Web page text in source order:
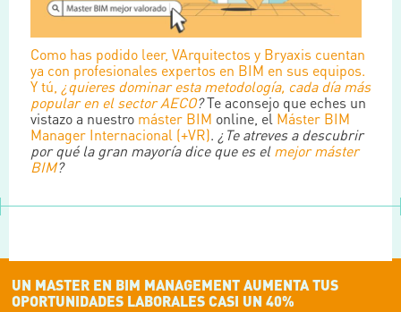
Como has podido leer, VArquitectos y Bryaxis cuentan
ya con profesionales expertos en BIM en sus equipos.
Y tú, ¿quieres dominar esta metodología, cada día más
popular en el sectorAECO?Te aconsejo que eches un
vistazo a nuestro máster BIM online, el Máster BIM
Manager Internacional (+VR). ¿Te atreves a descubrir
por qué la gran mayoría dice que es elmejor máster
BIM?
UN MASTER EN BIM MANAGEMENT AUMENTA TUS
OPORTUNIDADES LABORALES CASI UN 40%